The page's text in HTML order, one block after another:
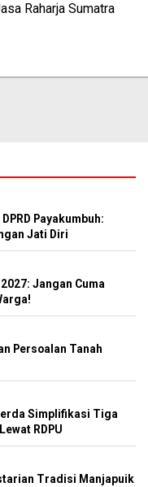
Raharja Sumatra
Payakumbuh:
Jati Diri
Jangan Cuma
Persoalan Tanah
Simplifikasi Tiga
RDPU
Tradisi Manjapuik